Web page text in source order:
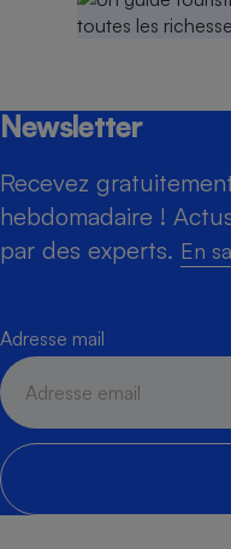
Newsletter
Recevez
hebdomadaire !
par des experts. En
Adresse mail